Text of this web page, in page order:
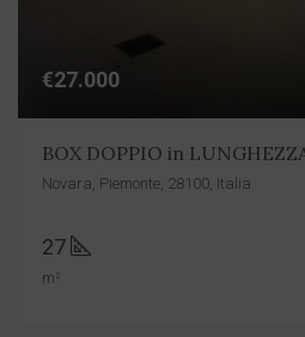
€27.000
BOX DOPPIO in
Novara, Piemonte, 28100, Italia
27
m²